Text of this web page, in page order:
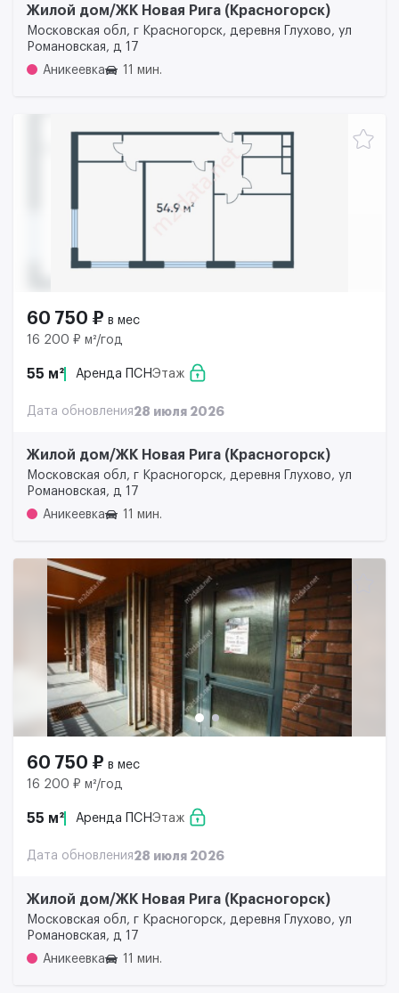
Жилой дом/ЖК Новая Рига (Красногорск)
Московская обл, г Красногорск, деревня Глухово, ул
Романовская, д 17
Аникеевка
11 мин.
60 750 ₽ в мес
16 200 ₽ м²/год
55 м² Аренда ПСНЭтаж
Дата обновления28 июля 2026
Жилой дом/ЖК Новая Рига (Красногорск)
Московская обл, г Красногорск, деревня Глухово, ул
Романовская, д 17
Аникеевка
11 мин.
60 750 ₽ в мес
16 200 ₽ м²/год
55 м² Аренда ПСНЭтаж
Дата обновления28 июля 2026
Жилой дом/ЖК Новая Рига (Красногорск)
Московская обл, г Красногорск, деревня Глухово, ул
Романовская, д 17
Аникеевка
11 мин.